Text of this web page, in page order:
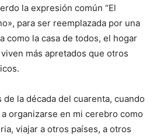
la expresión común “El
para ser reemplazada por una
como la casa de todos, el hogar
más apretados que otros
la década del cuarenta, cuando
organizarse en mi cerebro como
viajar a otros países, a otros